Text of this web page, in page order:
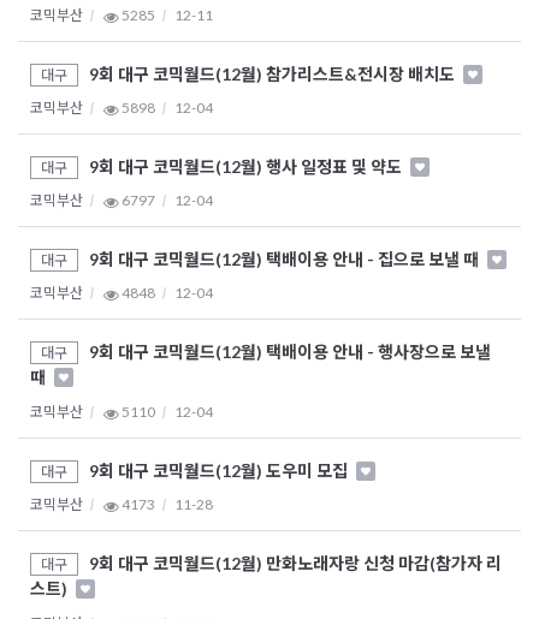
코믹부산 5285 12-11
대구 9회 대구 코믹월드(12월) 참가리스트&전시장 배치도
코믹부산 5898 12-04
대구 9회 대구 코믹월드(12월) 행사 일정표 및 약도
코믹부산 6797 12-04
대구 9회 대구 코믹월드(12월) 택배이용 안내 - 집으로 보낼 때
코믹부산 4848 12-04
대구
9회 대구 코믹월드(12월) 택배이용 안내 - 행사장으로 보낼
때
코믹부산 5110 12-04
대구 9회 대구 코믹월드(12월) 도우미 모집
코믹부산 4173 11-28
대구
9회 대구 코믹월드(12월) 만화노래자랑 신청 마감(참가자 리
스트)